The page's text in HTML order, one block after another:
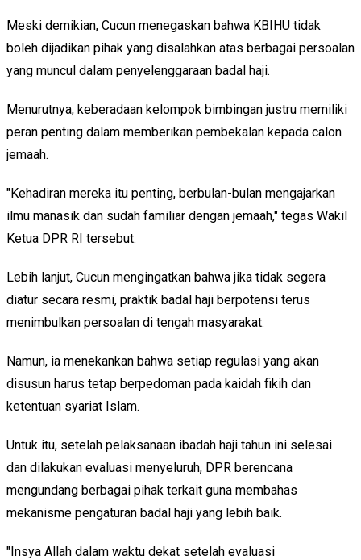
Meski demikian, Cucun menegaskan bahwa KBIHU tidak
boleh dijadikan pihak yang disalahkan atas berbagai persoalan
yang muncul dalam penyelenggaraan badal haji.
Menurutnya, keberadaan kelompok bimbingan justru memiliki
peran penting dalam memberikan pembekalan kepada calon
jemaah.
"Kehadiran mereka itu penting, berbulan-bulan mengajarkan
ilmu manasik dan sudah familiar dengan jemaah," tegas Wakil
Ketua DPR RI tersebut.
Lebih lanjut, Cucun mengingatkan bahwa jika tidak segera
diatur secara resmi, praktik badal haji berpotensi terus
menimbulkan persoalan di tengah masyarakat.
Namun, ia menekankan bahwa setiap regulasi yang akan
disusun harus tetap berpedoman pada kaidah fikih dan
ketentuan syariat Islam.
Untuk itu, setelah pelaksanaan ibadah haji tahun ini selesai
dan dilakukan evaluasi menyeluruh, DPR berencana
mengundang berbagai pihak terkait guna membahas
mekanisme pengaturan badal haji yang lebih baik.
"Insya Allah dalam waktu dekat setelah evaluasi